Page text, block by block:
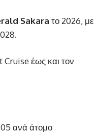
Sakara το 2026, με
Cruise έως και τον
ανά άτομο